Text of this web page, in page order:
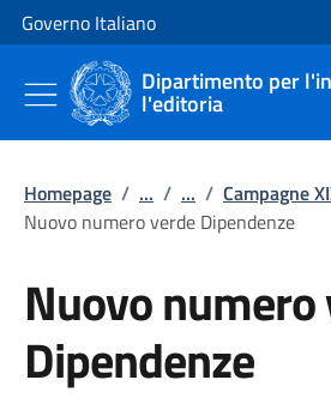
Vai al contenuto
Vai alla navigazione del sito
Governo Italiano
Dipartimento per
l'editoria
Homepage / ... / ... / Campagne
Nuovo numero verde Dipendenze
Nuovo numero
Dipendenze